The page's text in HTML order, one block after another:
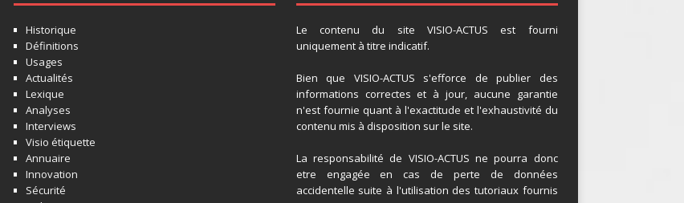
Historique
Définitions
Usages
Actualités
Lexique
Analyses
Interviews
Visio étiquette
Annuaire
Innovation
Sécurité
Le contenu du site VISIO-ACTUS est fourni
uniquement à titre indicatif.
Bien que VISIO-ACTUS s'efforce de publier des
informations correctes et à jour, aucune garantie
n'est fournie quant à l'exactitude et l'exhaustivité du
contenu mis à disposition sur le site.
La responsabilité de VISIO-ACTUS ne pourra donc
etre engagée en cas de perte de données
accidentelle suite à l'utilisation des tutoriaux fournis